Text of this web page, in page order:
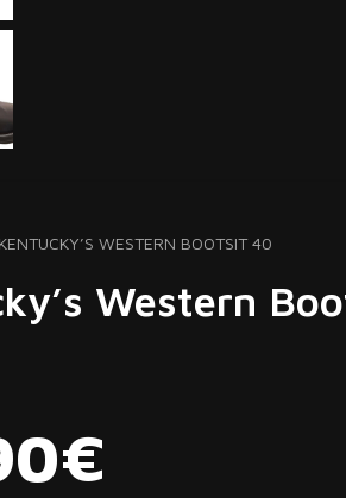
WESTERN BOOTSIT 40
Western
€